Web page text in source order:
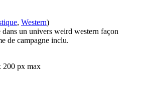
, Western)
dans un univers weird western façon
de campagne inclu.
200 px max